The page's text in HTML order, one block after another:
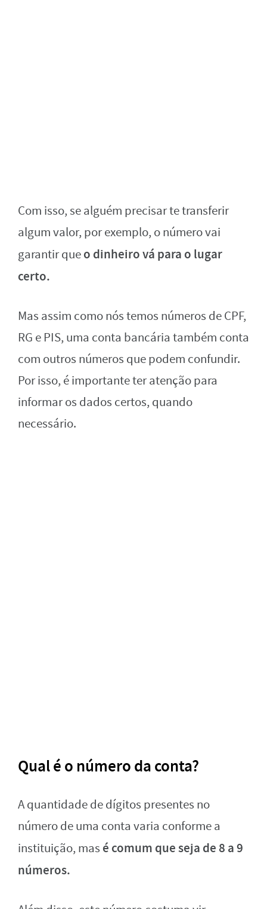
Com isso, se alguém precisar te transferir
algum valor, por exemplo, o número vai
garantir queo dinheiro vá para o lugar
certo.
Mas assim como nós temos números de CPF,
RG e PIS, uma conta bancária também conta
com outros números que podem confundir.
Por isso, é importante ter atenção para
informar os dados certos, quando
necessário.
Qual é o número da conta?
A quantidade de dígitos presentes no
número de uma conta varia conforme a
instituição, mas é comum que seja de 8 a 9
números.